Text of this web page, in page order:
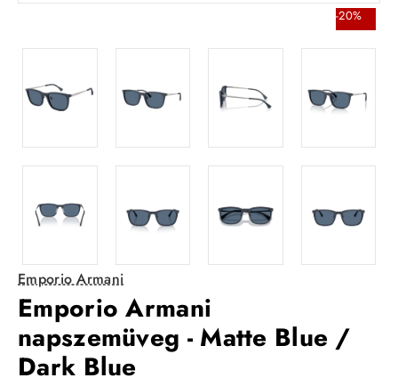
-20%
Emporio Armani
Emporio Armani
napszemüveg - Matte Blue /
Dark Blue